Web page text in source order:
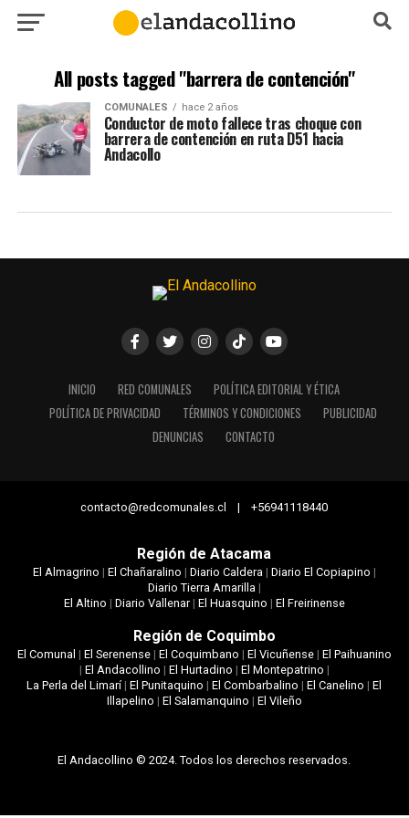
All posts tagged "barrera de contención"
COMUNALES hace 2 años
Conductor de moto fallece tras choque con
barrera de contención en ruta D51 hacia
Andacollo
INICIO RED COMUNALES
POLÍTICA EDITORIAL Y ÉTICA
POLÍTICA DE PRIVACIDAD
TÉRMINOS Y CONDICIONES
PUBLICIDAD
DENUNCIAS
CONTACTO
contacto@redcomunales.cl | +56941118440
Región de Atacama
El Almagrino | El Chañaralino | Diario Caldera| Diario El Copiapino |
Diario Tierra Amarilla|
El Altino | Diario Vallenar| El Huasquino | El Freirinense
Región de Coquimbo
El Comunal | El Serenense| El Coquimbano | El Vicuñense| El Paihuanino
| El Andacollino | El Hurtadino | El Montepatrino |
La Perla del Limarí|El Punitaquino |El Combarbalino |El Canelino |El
Illapelino | El Salamanquino | El Vileño
El Andacollino © 2024. Todos los derechos reservados.